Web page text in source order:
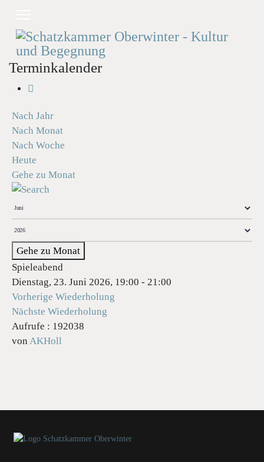
Terminkalender
Nach Jahr
Nach Monat
Nach Woche
Heute
Gehe zu Monat
Gehe zu Monat
Spieleabend
Dienstag, 23. Juni 2026, 19:00 - 21:00
Vorherige Wiederholung
Nächste Wiederholung
Aufrufe : 192038
von AKHoll